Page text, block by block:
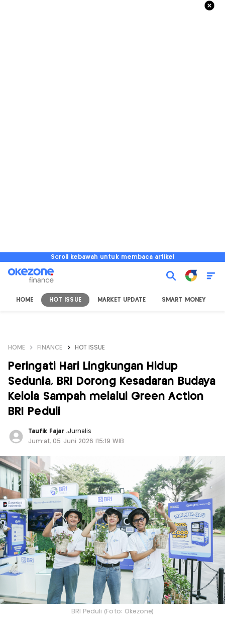
Scroll kebawah untuk membaca artikel
HOME HOT ISSUE MARKET UPDATE SMART MONEY
HOME FINANCE HOT ISSUE
Peringati Hari Lingkungan Hidup
Sedunia, BRI Dorong Kesadaran Budaya
Kelola Sampah melalui Green Action
BRI Peduli
Taufik Fajar ,Jurnalis
Jum'at, 05 Juni 2026 |15:19 WIB
BRI Peduli (Foto: Okezone)